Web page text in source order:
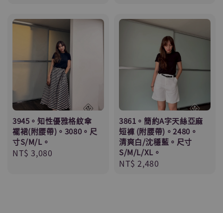
3945。知性優雅格紋傘
襬裙(附腰帶)。3080。尺
寸S/M/L。
Regular
NT$ 3,080
3861。簡約A字天絲亞麻
短褲 (附腰帶)。2480。
清爽白/沈穩藍。尺寸
S/M/L/XL。
Regular
NT$ 2,480